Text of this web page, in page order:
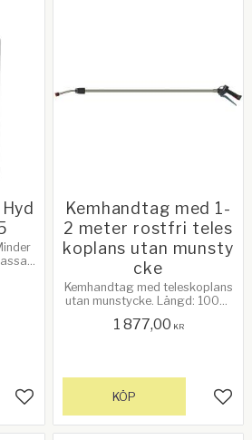
Lägg till i favoriter
Kemhandtag med 1-
2 meter rostfri teles
koplans utan munsty
cke
Kemhandtag med teleskoplans
utan munstycke. Längd: 1000-
1 877,00 KR
KÖP